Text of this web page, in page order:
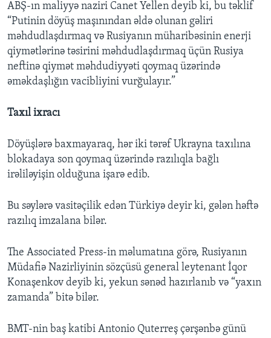
ABŞ-ın maliyyə naziri Canet Yellen deyib ki, bu təklif
“Putinin döyüş maşınından əldə olunan gəliri
məhdudlaşdırmaq və Rusiyanın müharibəsinin enerji
qiymətlərinə təsirini məhdudlaşdırmaq üçün Rusiya
neftinə qiymət məhdudiyyəti qoymaq üzərində
əməkdaşlığın vacibliyini vurğulayır.”
Taxıl ixracı
Döyüşlərə baxmayaraq, hər iki tərəf Ukrayna taxılına
blokadaya son qoymaq üzərində razılıqla bağlı
irəliləyişin olduğuna işarə edib.
Bu səylərə vasitəçilik edən Türkiyə deyir ki, gələn həftə
razılıq imzalana bilər.
The Associated Press-in məlumatına görə, Rusiyanın
Müdafiə Nazirliyinin sözçüsü general leytenant İqor
Konaşenkov deyib ki, yekun sənəd hazırlanıb və “yaxın
zamanda” bitə bilər.
BMT-nin baş katibi Antonio Quterreş çərşənbə günü